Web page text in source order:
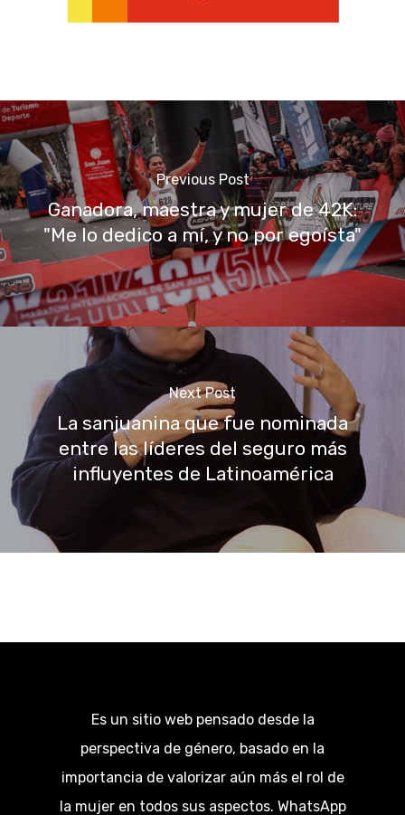
Previous Post
Ganadora, maestra y mujer de 42K:
"Me lo dedico a mí, y no por egoísta"
Next Post
La sanjuanina que fue nominada
entre las líderes del seguro más
influyentes de Latinoamérica
Es un sitio web pensado desde la
perspectiva de género, basado en la
importancia de valorizar aún más el rol de
la mujer en todos sus aspectos. WhatsApp